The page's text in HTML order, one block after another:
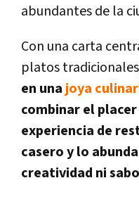
abundantes de la
Con una carta
platos
en una joya
combinar el
experiencia de
casero y lo
creatividad ni